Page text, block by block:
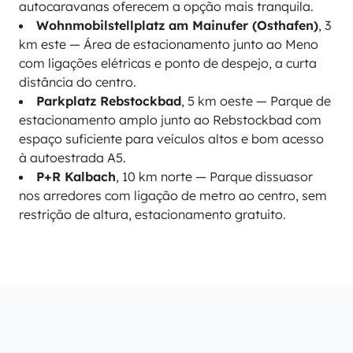
autocaravanas oferecem a opção mais tranquila.
Wohnmobilstellplatz am Mainufer (Osthafen), 3
km este — Área de estacionamento junto ao Meno
com ligações elétricas e ponto de despejo, a curta
distância do centro.
Parkplatz Rebstockbad, 5 km oeste — Parque de
estacionamento amplo junto ao Rebstockbad com
espaço suficiente para veículos altos e bom acesso
à autoestrada A5.
P+R Kalbach, 10 km norte — Parque dissuasor
nos arredores com ligação de metro ao centro, sem
restrição de altura, estacionamento gratuito.